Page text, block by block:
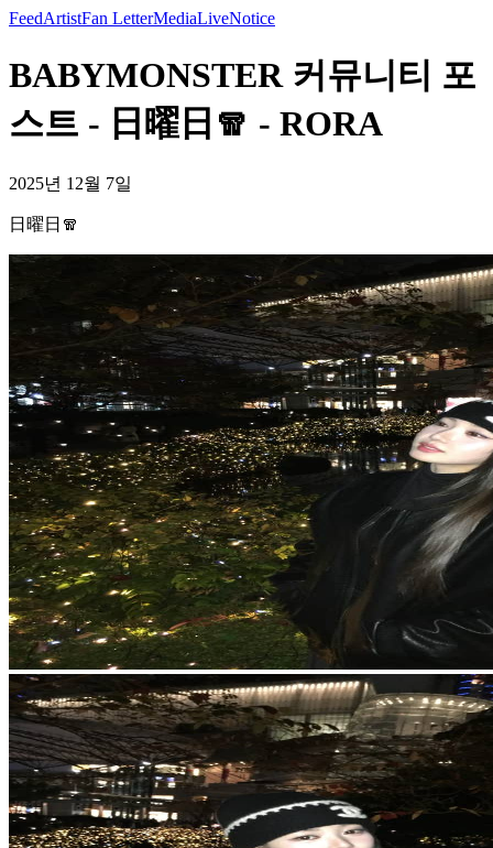
FeedArtistFan LetterMediaLiveNotice
BABYMONSTER 커뮤니티 포
스트 - 日曜日🧣 - RORA
2025년 12월 7일
日曜日🧣